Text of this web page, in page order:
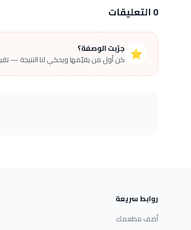
0 التعليقات
⭐ جرّبت الوصفة؟
كن أول من يقيّمها ويحكي لنا النتيجة —
روابط سريعة
أضف مطعمك